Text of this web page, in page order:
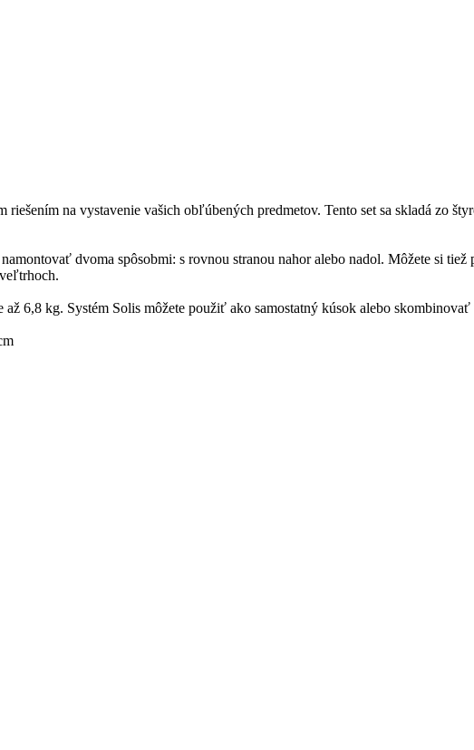
na vystavenie vašich obľúbených predmetov. Tento set sa skladá zo
dvoma spôsobmi: s rovnou stranou nahor alebo nadol. Môžete si
6,8 kg. Systém Solis môžete použiť ako samostatný kúsok alebo